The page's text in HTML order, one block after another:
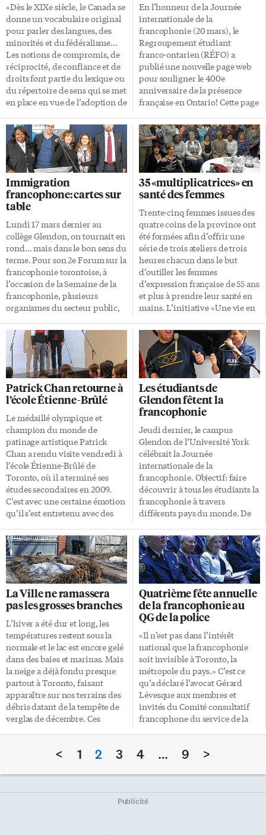
«Dès le XIXe siècle, le Canada se
donne un vocabulaire original
pour parler des langues, des
minorités et du fédéralisme…
Les notions de compromis, de
réciprocité, de confiance et de
droits font partie du lexique ou
du répertoire de sens qui se met
en place en vue de l’adoption de
canadienne.» C’était le propos
de la politicologue franco-
ontarienne Linda Cardinal le 21
mars, au déjeuner-causerie
annuel organisé autour de
Maître Michel Bastarache (ex-
juge à la Cour suprême) à
Ottawa. La professeure Cardinal
ajoute que «ce répertoire
rivalisera avec un autre
ensemble de notions que
mettront de l’avant […]
En l’honneur de la Journée
internationale de la
francophonie (20 mars), le
Regroupement étudiant
franco-ontarien (RÉFO) a
publié une nouvelle page web
pour souligner le 400e
anniversaire de la présence
française en Ontario! Cette page
vie politique des Franco-
Ontarien.ne.s depuis les quatre
derniers siècles et vise à
accroître les connaissances des
étudiant.e.s de l’Ontario
français au sujet de leur histoire
collective. Le RÉFO cherche
aussi à stimuler leur sens
d’engagement envers la
communauté franco-
ontarienne. «Pour notre
Regroupement, il est important
de célébrer le parcours
absolument incroyable de la
francophonie en Ontario
depuis 400 ans. Si la langue
[…]
Immigration
francophone: cartes sur
table
Lundi 17 mars dernier au
collège Glendon, on tournait en
rond… mais dans le bon sens du
terme. Pour son 2e Forum sur la
francophonie torontoise, à
l’occasion de la Semaine de la
francophonie, plusieurs
organismes du secteur public,
réunis autour de tables rondes
thématiques, pour faire le point
sur les services aux nouveaux
arrivants francophones. «Nous
sommes réunis pour resserrer
les liens entre nos organismes,
pour faire un bilan des récentes
réalisations, et pour réfléchir
ensemble aux grands défis à
venir», a déclaré Alexandre
Brassard, directeur de
recherche au Collège Glendon
et organisateur de […]
35 «multiplicatrices» en
santé des femmes
Trente-cinq femmes issues des
quatre coins de la province ont
été formées afin d’offrir une
série de trois ateliers de trois
heures chacun dans le but
d’outiller les femmes
d’expression française de 55 ans
et plus à prendre leur santé en
mains. L’initiative «Une vie en
culturelle des Franco-
Ontariennes en collaboration
avec l’Alliance des femmes de la
francophonie canadienne et
financée par le ministère de la
Santé et des Soins de longue
durée de l’Ontario. «Ce projet
cadre parfaitement bien avec
les orientations de nos deux
organisations qui souhaitent
améliorer la situation des
femmes et […]
Patrick Chan retourne à
l’école Étienne-Brûlé
Le médaillé olympique et
champion du monde de
patinage artistique Patrick
Chan a rendu visite vendredi à
l’école Étienne-Brûlé de
Toronto, où il a terminé ses
études secondaires en 2009.
C’est avec une certaine émotion
qu’il s’est entretenu avec des
personnel qu’il a connus. Il a
revu avec plaisir ces couloirs et
ces salles qu’il a fréquentées
pendant quelques années. Le
moment fort de la visite a été
son entrée dans la grande
cafétéria où l’attendaient des
dizaines d’élèves, qui l’ont
applaudi chaleureusement. Les
jeunes étaient très fiers de
rencontrer ce sportif
d’exception, qui constitue un
[…]
Les étudiants de
Glendon fêtent la
francophonie
Jeudi dernier, le campus
Glendon de l’Université York
célébrait la Journée
internationale de la
francophonie. Objectif: faire
découvrir à tous les étudiants la
francophonie à travers
différents pays du monde. De
installés dans tout le Collège et
chacun d’entre eux représentait
un pays où la francophonie a
une forte influence. Jean-
Baptiste Martin un pvtiste
arrivé en janvier dernier
représentait la Belgique: «Pour
cette journée on fait un peu de
bénévolat pour présenter la
francophonie. L’idée est de
proposer aux étudiants d’en
connaître un peu plus sur le
pays donc on leur présente par
exemple des expressions
typiques […]
La Ville ne ramassera
pas les grosses branches
L’hiver a été dur et long, les
températures restent sous la
normale et le lac est encore gelé
dans des baies et marinas. Mais
la neige a déjà fondu presque
partout à Toronto, faisant
apparaître sur nos terrains des
débris datant de la tempête de
verglas de décembre. Ces
seront désormais ramassés
même temps que les sacs en
papier habituels contenant les
feuilles, brindilles de gazon et
Quatrième fête annuelle
de la francophonie au
QG de la police
«Il n’est pas dans l’intérêt
national que la francophonie
soit invisible à Toronto, la
métropole du pays.» C’est ce
qu’a déclaré l’avocat Gérard
Lévesque aux membres et
invités du Comité consultatif
francophone du service de la
Journée internationale de la
général de la police. Le
chroniqueur de L’Express et
récipiendaire en 2012 du Prix
< 1 2 3 4 … 9 >
Publicité